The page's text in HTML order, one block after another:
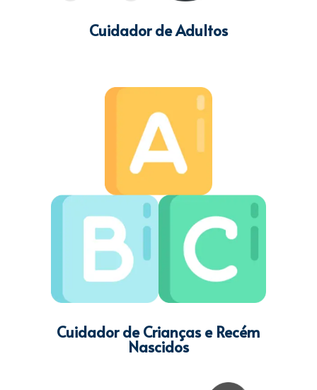
Cuidador de Adultos
Cuidador de Crianças e Recém
Nascidos